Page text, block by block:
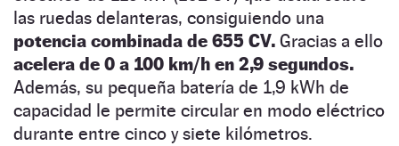
las ruedas delanteras, consiguiendo una
potencia combinada de 655 CV. Gracias a ello
acelera de 0 a 100 km/h en 2,9 segundos.
Además, su pequeña batería de 1,9 kWh de
capacidad le permite circular en modo eléctrico
durante entre cinco y siete kilómetros.